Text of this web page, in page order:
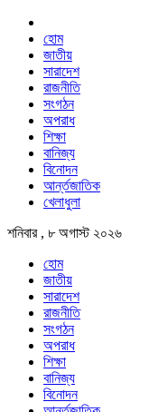
হোম
জাতীয়
সারাদেশ
রাজনীতি
সংগঠন
অপরাধ
শিক্ষা
বানিজ্য
বিনোদন
আর্ন্তজাতিক
খেলাধুলা
শনিবার , ৮ অগাস্ট ২০২৬
হোম
জাতীয়
সারাদেশ
রাজনীতি
সংগঠন
অপরাধ
শিক্ষা
বানিজ্য
বিনোদন